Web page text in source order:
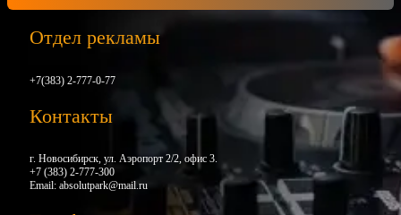
Отдел рекламы
+7(383) 2-777-0-77
Контакты
г. Новосибирск, ул. Аэропорт 2/2, офис 3.
+7 (383) 2-777-300
Email: absolutpark@mail.ru